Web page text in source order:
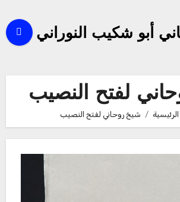
أبو شكيب النوراني
لفتح النصيب
شيخ روحاني لفتح النصيب